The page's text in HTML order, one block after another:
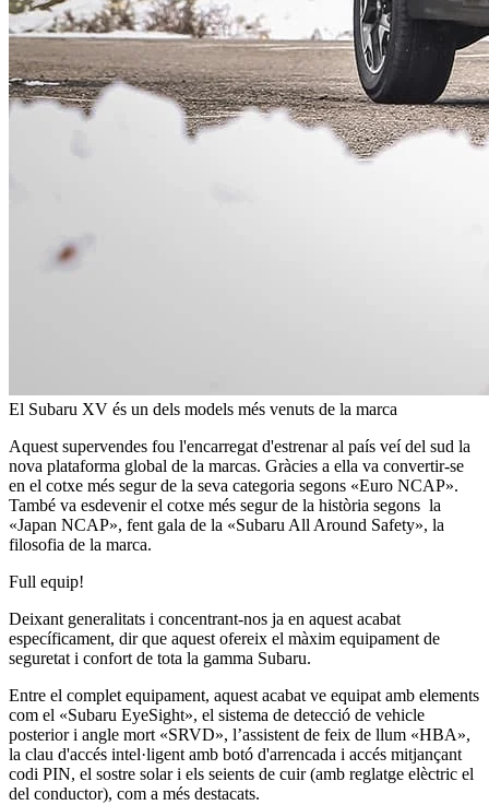
El Subaru XV és un dels models més venuts de la marca
Aquest supervendes fou l'encarregat d'estrenar al país veí del sud la
nova plataforma global de la marcas. Gràcies a ella va convertir-se
en el cotxe més segur de la seva categoria segons «Euro NCAP».
També va esdevenir el cotxe més segur de la història segons la
«Japan NCAP», fent gala de la «Subaru All Around Safety», la
filosofia de la marca.
Full equip!
Deixant generalitats i concentrant-nos ja en aquest acabat
específicament, dir que aquest ofereix el màxim equipament de
seguretat i confort de tota la gamma Subaru.
Entre el complet equipament, aquest acabat ve equipat amb elements
com el «Subaru EyeSight», el sistema de detecció de vehicle
posterior i angle mort «SRVD», l’assistent de feix de llum «HBA»,
la clau d'accés intel·ligent amb botó d'arrencada i accés mitjançant
codi PIN, el sostre solar i els seients de cuir (amb reglatge elèctric el
del conductor), com a més destacats.